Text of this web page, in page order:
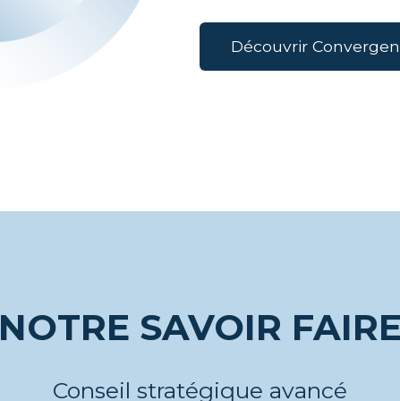
Découvrir
NOTRE SAVOIR FAIRE
Conseil stratégique avancé